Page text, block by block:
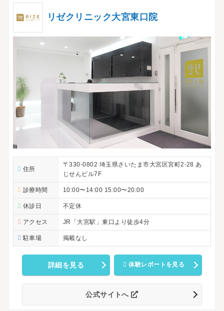
リゼクリニック大宮東口院
住所
〒330-0802 埼玉県さいたま市大宮区宮町2-28 あ
じせんビル7F
診療時間 10:00〜14:00 15:00〜20:00
休診日 不定休
アクセス JR「大宮駅」東口より徒歩4分
駐車場 掲載なし
詳細を見る 体験レポートを見る
公式サイトへ